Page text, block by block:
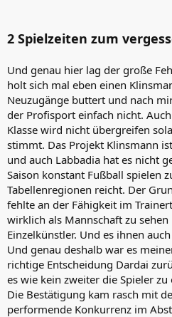
2 Spielzeiten zum
Und genau hier lag der große
holt sich mal eben einen
Neuzugänge buttert und nach
der Profisport einfach nicht.
Klasse wird nicht übergreifen
stimmt. Das Projekt Klinsmann
und auch Labbadia hat es nicht
Saison konstant Fußball spielen
Tabellenregionen reicht. Der
fehlte an der Fähigkeit im
wirklich als Mannschaft zu
Einzelkünstler. Und es ihnen
Und genau deshalb war es
richtige Entscheidung Dardai
es wie kein zweiter die Spieler
Die Bestätigung kam rasch mit
performende Konkurrenz im